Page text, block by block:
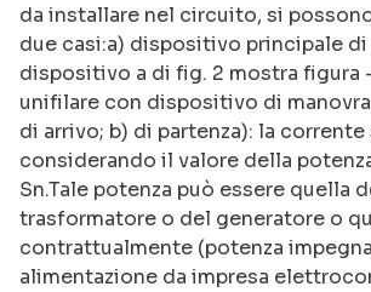
da installare nel circuito, si
due casi:a) dispositivo principale di
dispositivo a di fig. 2 mostra figura
unifilare con dispositivo di
di arrivo; b) di partenza): la corrente
considerando il valore della
Sn.Tale potenza può essere quella
trasformatore o del generatore o
contrattualmente (potenza
alimentazione da impresa